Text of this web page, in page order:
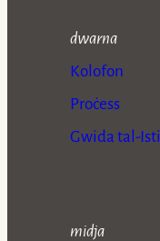
dwarna
Kolofon
Proċess
Gwida tal-Istil
midja